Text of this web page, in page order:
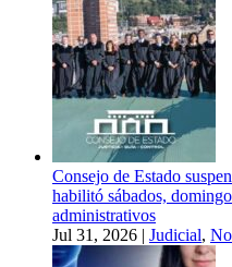
Consejo de Estado
habilitó sábados,
administrativos
Jul 31, 2026 | Judicial,